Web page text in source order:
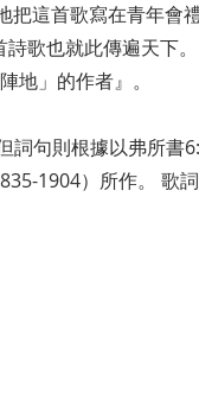
這首歌寫在青年會
歌也就此傳遍天下
地」的作者』。
句則根據以弗所書
1904）所作。 歌詞